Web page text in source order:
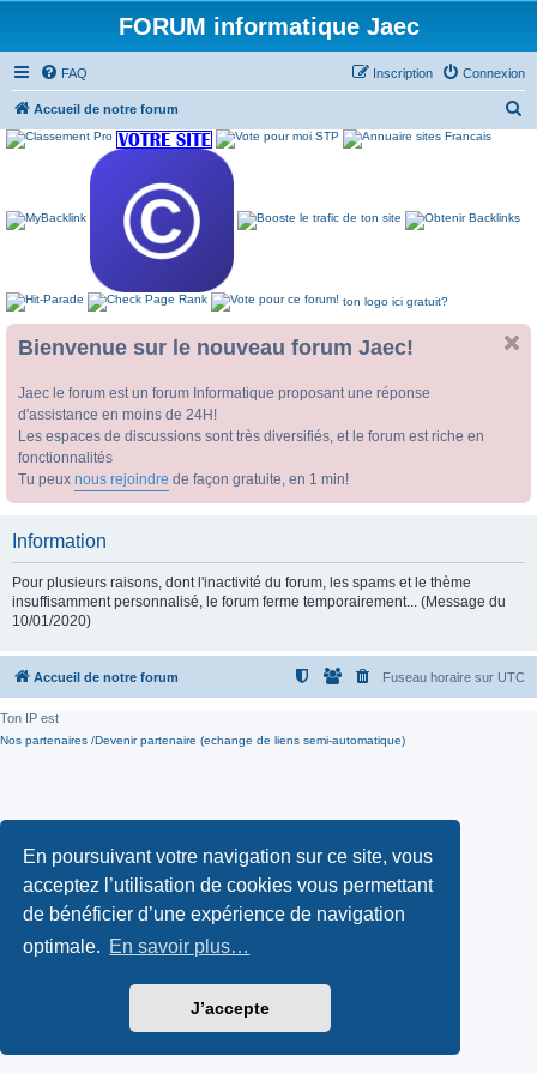
En poursuivant votre navigation sur ce site, vous
acceptez l’utilisation de cookies vous permettant
de bénéficier d’une expérience de navigation
optimale. En savoir plus…
J’accepte
FORUM informatique Jaec
FAQ Connexion
Inscription
Accueil de notre forum
ton logo ici gratuit?
Bienvenue sur le nouveau forum Jaec!
Jaec le forum est un forum Informatique proposant une réponse
d'assistance en moins de 24H!
Les espaces de discussions sont très diversifiés, et le forum est riche en
fonctionnalités
Tu peux nous rejoindre de façon gratuite, en 1 min!
Information
Pour plusieurs raisons, dont l'inactivité du forum, les spams et le thème
insuffisamment personnalisé, le forum ferme temporairement... (Message du
10/01/2020)
Accueil de notre forum Fuseau horaire sur UTC
Ton IP est
Nos partenaires /Devenir partenaire (echange de liens semi-automatique)